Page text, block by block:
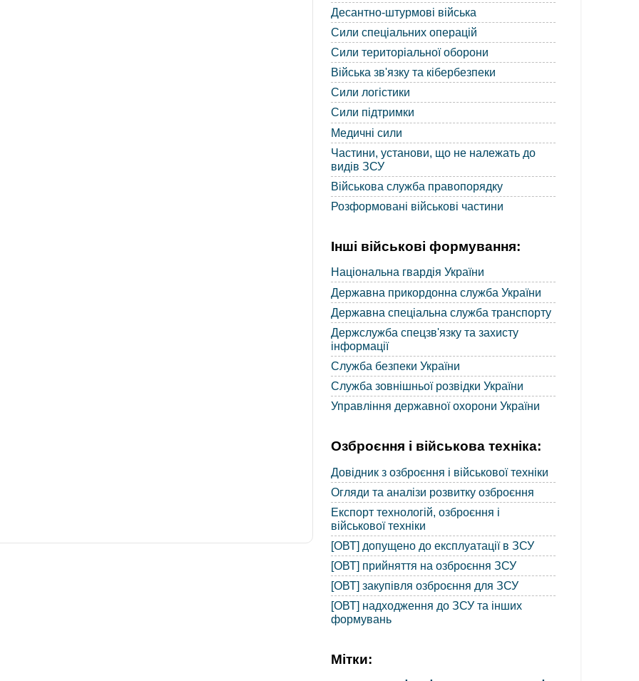
Десантно-штурмові війська
Сили спеціальних операцій
Сили територіальної оборони
Війська зв'язку та кібербезпеки
Сили логістики
Сили підтримки
Медичні сили
Частини, установи, що не належать до
видів ЗСУ
Військова служба правопорядку
Розформовані військові частини
Інші військові формування:
Національна гвардія України
Державна прикордонна служба України
Державна спеціальна служба транспорту
Держслужба спецзв'язку та захисту
інформації
Служба безпеки України
Служба зовнішньої розвідки України
Управління державної охорони України
Озброєння і військова техніка:
Довідник з озброєння і військової техніки
Огляди та аналізи розвитку озброєння
Експорт технологій, озброєння і
військової техніки
[ОВТ] допущено до експлуатації в ЗСУ
[ОВТ] прийняття на озброєння ЗСУ
[ОВТ] закупівля озброєння для ЗСУ
[ОВТ] надходження до ЗСУ та інших
формувань
Мітки: